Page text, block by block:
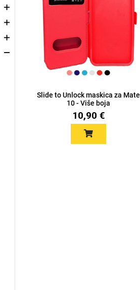
Slide to Unlock maskica za Mate
10 - Više boja
10,90 €
Šaljivi motivi
Huawei
Držači za ruku
HDMI kabel
HI-FI linije